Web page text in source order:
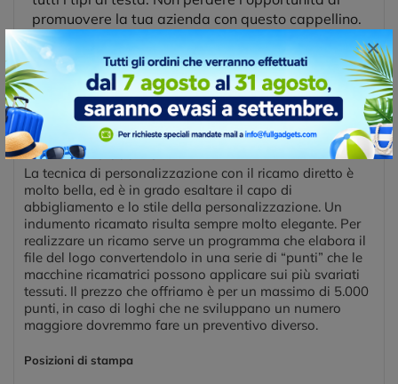
×
promuovere la tua azienda con questo cappellino.
Posizioni e tecniche di stampa
RICAMO - 5.000 PUNTI
La tecnica di personalizzazione con il ricamo diretto è
molto bella, ed è in grado esaltare il capo di
abbigliamento e lo stile della personalizzazione. Un
indumento ricamato risulta sempre molto elegante. Per
realizzare un ricamo serve un programma che elabora il
file del logo convertendolo in una serie di “punti” che le
macchine ricamatrici possono applicare sui più svariati
tessuti. Il prezzo che offriamo è per un massimo di 5.000
punti, in caso di loghi che ne sviluppano un numero
maggiore dovremmo fare un preventivo diverso.
Posizioni di stampa